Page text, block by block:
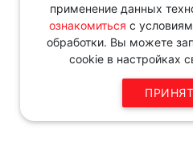
применение данных
ознакомиться с
обработки. Вы можете
cookie в настройках